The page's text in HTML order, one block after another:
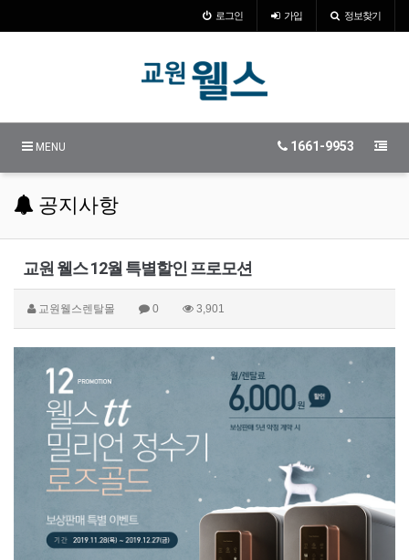
로그인 가입 정보찾기
MENU 1661-9953
공지사항
교원 웰스 12월 특별할인 프로모션
교원웰스렌탈몰 0 3,901